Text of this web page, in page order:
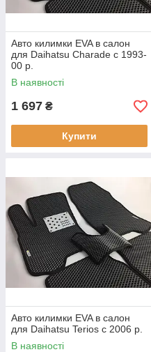
Авто килимки EVA в салон
для Daihatsu Charade c 1993-
00 р.
В наявності
1 697 ₴
Купити
Авто килимки EVA в салон
для Daihatsu Terios c 2006 р.
В наявності